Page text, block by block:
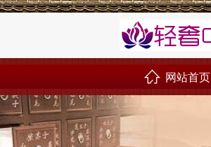
󰊝 网站首页